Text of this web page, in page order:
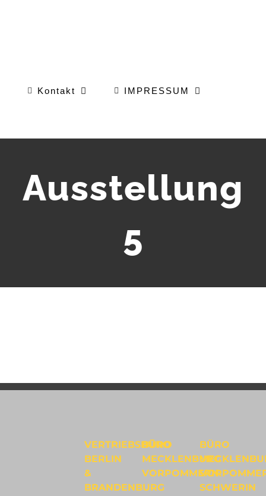
Kontakt IMPRESSUM
Ausstellung
5
VERTRIEBSBÜRO
BERLIN
&
BRANDENBURG
BÜRO
MECKLENBURG
VORPOMMERN
BÜRO
SCHWERIN